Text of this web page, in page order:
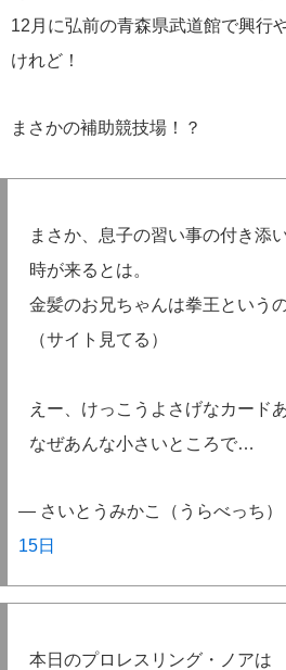
12月に弘前の青森県武道館で興行
けれど！
まさかの補助競技場！？
まさか、息子の習い事の付き添
時が来るとは。
金髪のお兄ちゃんは拳王という
（サイト見てる）
えー、けっこうよさげなカード
なぜあんな小さいところで…
— さいとうみかこ（うらべっち）
15日
本日のプロレスリング・ノアは